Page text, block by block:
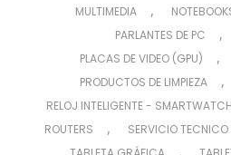
MULTIMEDIA ,
PARLANTES DE PC ,
PLACAS DE VIDEO (GPU) ,
PRODUCTOS DE LIMPIEZA ,
RELOJ INTELIGENTE - SMARTWATCH
ROUTERS , SERVICIO TECNICO